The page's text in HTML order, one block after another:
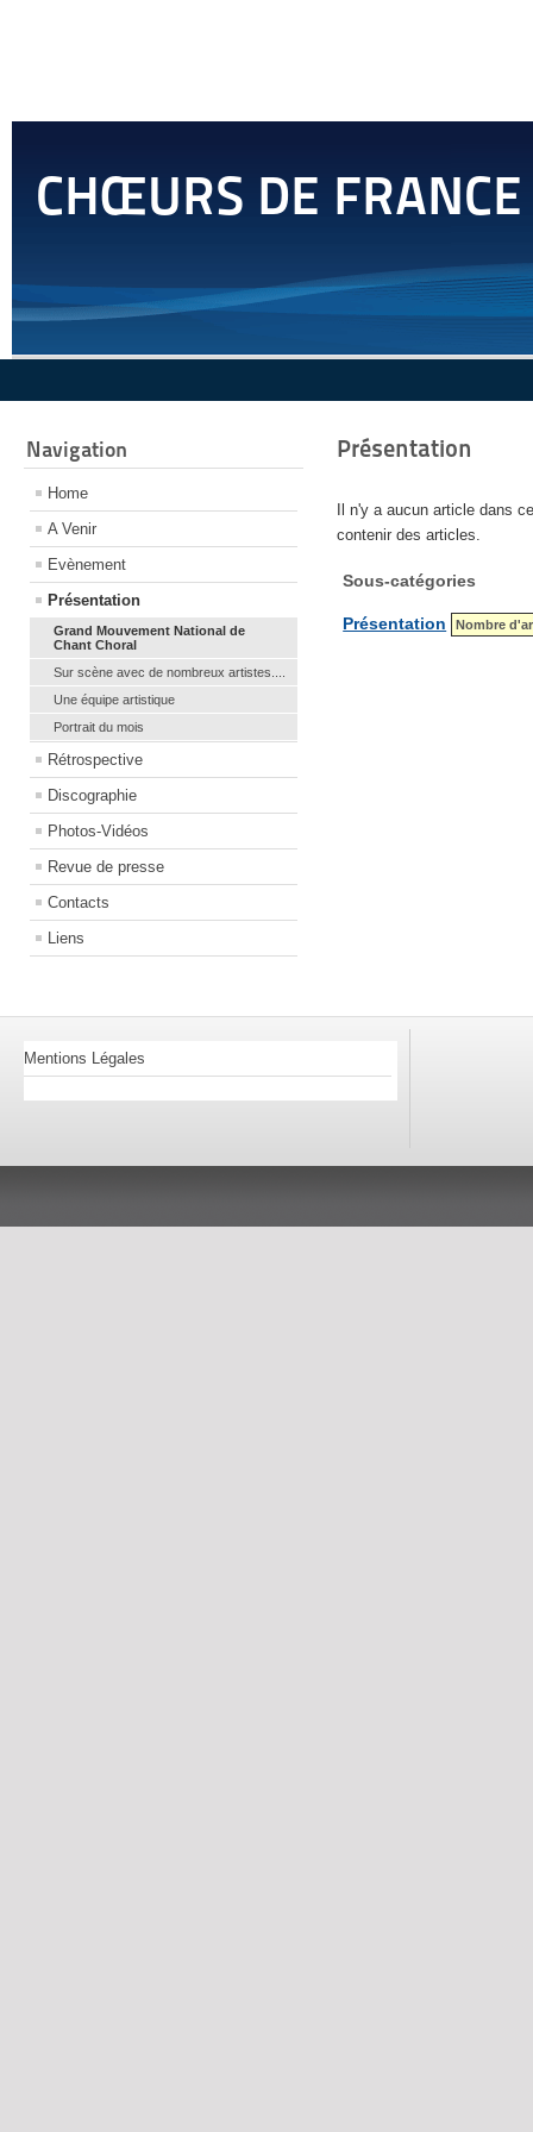
CHŒURS DE FRANCE
Navigation
Home
A Venir
Evènement
Présentation
Grand Mouvement National de
Chant Choral
Sur scène avec de nombreux artistes....
Une équipe artistique
Portrait du mois
Rétrospective
Discographie
Photos-Vidéos
Revue de presse
Contacts
Liens
Présentation
Il n'y a aucun article dans
contenir des articles.
Sous-catégories
Présentation Nombre
Mentions Légales